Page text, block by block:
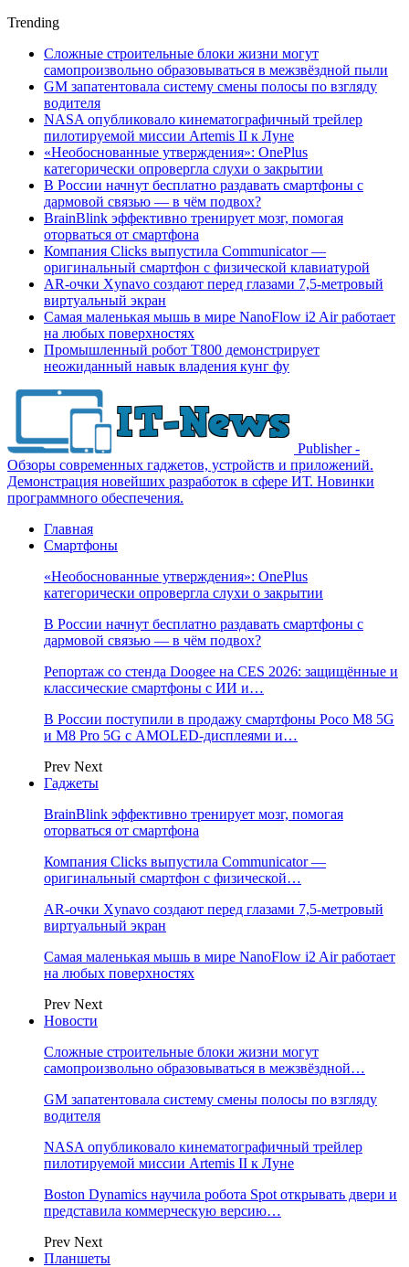
Trending
Сложные строительные блоки жизни могут
самопроизвольно образовываться в межзвёздной пыли
GM запатентовала систему смены полосы по взгляду
водителя
NASA опубликовало кинематографичный трейлер
пилотируемой миссии Artemis II к Луне
«Необоснованные утверждения»: OnePlus
категорически опровергла слухи о закрытии
В России начнут бесплатно раздавать смартфоны с
дармовой связью — в чём подвох?
BrainBlink эффективно тренирует мозг, помогая
оторваться от смартфона
Компания Clicks выпустила Communicator —
оригинальный смартфон с физической клавиатурой
AR-очки Xynavo создают перед глазами 7,5-метровый
виртуальный экран
Самая маленькая мышь в мире NanoFlow i2 Air работает
на любых поверхностях
Промышленный робот Т800 демонстрирует
неожиданный навык владения кунг фу
Publisher -
Обзоры современных гаджетов, устройств и приложений.
Демонстрация новейших разработок в сфере ИТ. Новинки
программного обеспечения.
Главная
Смартфоны
«Необоснованные утверждения»: OnePlus
категорически опровергла слухи о закрытии
В России начнут бесплатно раздавать смартфоны с
дармовой связью — в чём подвох?
Репортаж со стенда Doogee на CES 2026: защищённые и
классические смартфоны с ИИ и…
В России поступили в продажу смартфоны Poco M8 5G
и M8 Pro 5G с AMOLED-дисплеями и…
Prev Next
Гаджеты
BrainBlink эффективно тренирует мозг, помогая
оторваться от смартфона
Компания Clicks выпустила Communicator —
оригинальный смартфон с физической…
AR-очки Xynavo создают перед глазами 7,5-метровый
виртуальный экран
Самая маленькая мышь в мире NanoFlow i2 Air работает
на любых поверхностях
Prev Next
Новости
Сложные строительные блоки жизни могут
самопроизвольно образовываться в межзвёздной…
GM запатентовала систему смены полосы по взгляду
водителя
NASA опубликовало кинематографичный трейлер
пилотируемой миссии Artemis II к Луне
Boston Dynamics научила робота Spot открывать двери и
представила коммерческую версию…
Prev Next
Планшеты